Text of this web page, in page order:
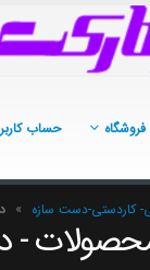
فروشگاه حساب
کاردستی-دست سازه »
-